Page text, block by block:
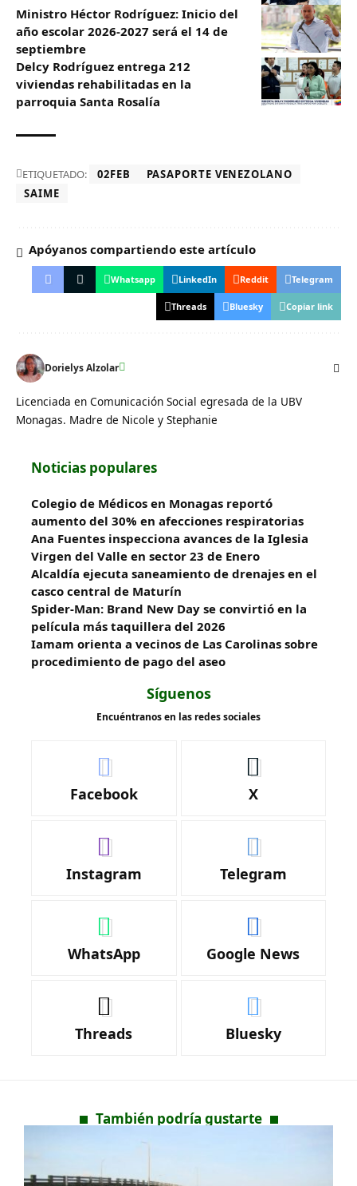
Ministro Héctor Rodríguez: Inicio del
año escolar 2026-2027 será el 14 de
septiembre
Delcy Rodríguez entrega 212
viviendas rehabilitadas en la
parroquia Santa Rosalía
ETIQUETADO: 02FEB
PASAPORTE VENEZOLANO
SAIME
Apóyanos compartiendo este artículo
Whatsapp LinkedIn Reddit Telegram
Threads Bluesky Copiar link
Dorielys Alzolar
Licenciada en Comunicación Social egresada de la UBV
Monagas. Madre de Nicole y Stephanie
Noticias populares
Colegio de Médicos en Monagas reportó
aumento del 30% en afecciones respiratorias
Ana Fuentes inspecciona avances de la Iglesia
Virgen del Valle en sector 23 de Enero
Alcaldía ejecuta saneamiento de drenajes en el
casco central de Maturín
Spider-Man: Brand New Day se convirtió en la
película más taquillera del 2026
Iamam orienta a vecinos de Las Carolinas sobre
procedimiento de pago del aseo
Síguenos
Encuéntranos en las redes sociales
Facebook X
Instagram Telegram
WhatsApp Google News
Threads Bluesky
También podría gustarte